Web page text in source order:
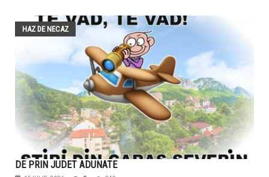
HAZ DE NECAZ
DE PRIN JUDET ADUNATE